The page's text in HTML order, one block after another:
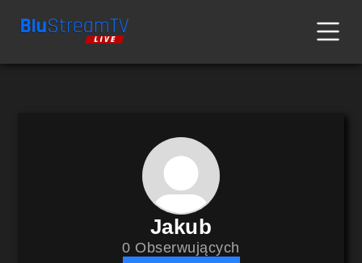
Jakub
0 Obserwujących